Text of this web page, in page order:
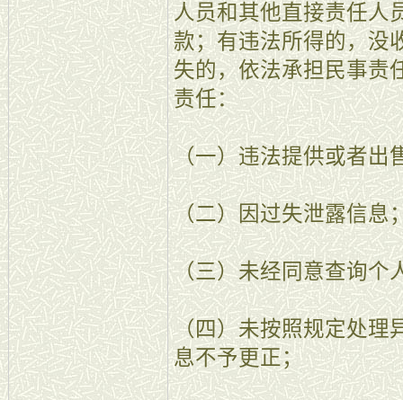
人员和其他直接责任人
款；有违法所得的，没
失的，依法承担民事责
责任：
（一）违法提供或者出
（二）因过失泄露信息
（三）未经同意查询个
（四）未按照规定处理
息不予更正；